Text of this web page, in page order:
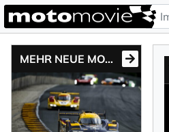
MEHR NEUE MOTONEWS